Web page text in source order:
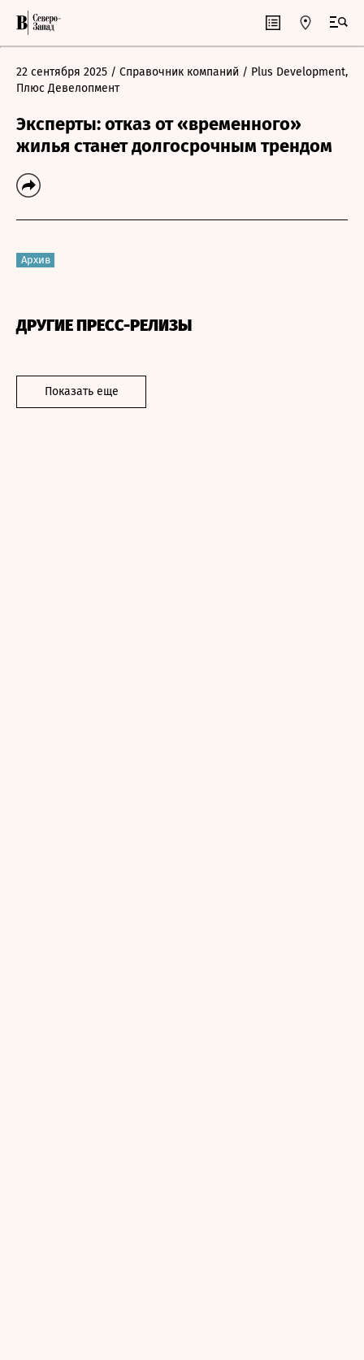
22 сентября 2025 / Справочник компаний / Plus Development,
Плюс Девелопмент
Эксперты: отказ от «временного»
жилья станет долгосрочным трендом
Архив
ДРУГИЕ ПРЕСС-РЕЛИЗЫ
Показать еще